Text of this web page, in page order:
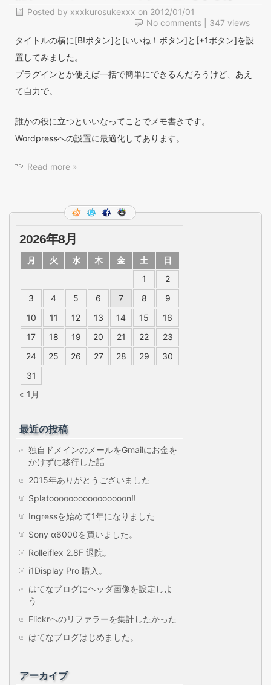
Posted by xxxkurosukexxx on 2012/01/01
No comments | 347 views
タイトルの横に[B!ボタン]と[いいね！ボタン]と[+1ボタン]を設
置してみました。
プラグインとか使えば一括で簡単にできるんだろうけど、あえ
て自力で。
誰かの役に立つといいなってことでメモ書きです。
Wordpressへの設置に最適化してあります。
Read more »
2026年8月
月 火 水 木 金 土
日
1
2
3
4 5 6 7 8
9
10
11 12 13 14 15
16
17
18 19 20 21 22
23
24
25 26 27 28 29
30
31
« 1月
最近の投稿
独自ドメインのメールをGmailにお金を
かけずに移行した話
2015年ありがとうございました
Splatoooooooooooooooon!!
Ingressを始めて1年になりました
Sony α6000を買いました。
Rolleiflex 2.8F 退院。
i1Display Pro 購入。
はてなブログにヘッダ画像を設定しよ
う
Flickrへのリファラーを集計したかった
はてなブログはじめました。
アーカイブ